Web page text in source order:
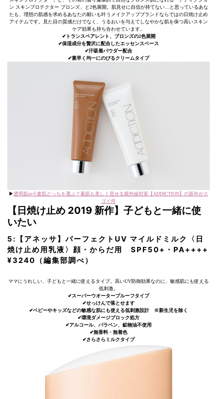
ン スキンプロテクター ブロンズ」と2色展開。肌見せに自信が持てない…と思っているあな
たも、理想の肌感を求めるあなたの願いも叶うメイクアップブランドならではの日焼け止め
アイテムです。見た目の質感だけでなく、うるおいを与えてしなやかな肌を保つ高いスキン
ケア効果も持ち合わせています。
✔︎トランスペアレント、ブロンズの2色展開
✔︎保湿成分を贅沢に配合したエッセンスベース
✔︎汗吸着パウダー配合
✔︎素早く均一にのびるクリームタイプ
▶︎透明肌or小麦肌どっちを選ぶ？素肌も美しく見せる紫外線対策【ADDICTION】の新作がス
ゴイ件
【日焼け止め 2019 新作】子どもと一緒に使
いたい
5:【アネッサ】パーフェクトUV マイルドミルク〈日
焼け止め用乳液〉顔・からだ用 SPF50+・PA++++
¥3240（編集部調べ）
ママにうれしい、子どもと一緒に使えるタイプ。高いUV防御効果なのに、敏感肌にも使える
低刺激。
✔︎スーパーウオータープルーフタイプ
✔︎せっけんで落とせます
✔︎ベビーやキッズなどの敏感な肌にも使える低刺激設計 ※新生児を除く
✔︎環境ダメージブロック処方
✔︎アルコール、パラベン、鉱物油不使用
✔︎無香料・無着色
✔︎さらさらミルクタイプ